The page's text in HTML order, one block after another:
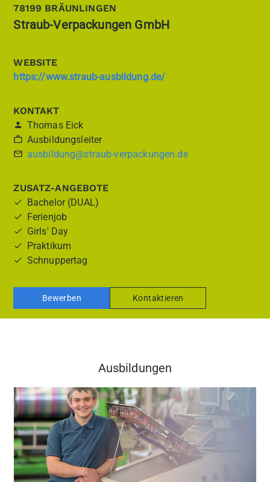
78199 BRÄUNLINGEN
Straub-Verpackungen GmbH
WEBSITE
https://www.straub-ausbildung.de/
KONTAKT
Thomas Eick
Ausbildungsleiter
ausbildung@straub-verpackungen.de
ZUSATZ-ANGEBOTE
Bachelor (DUAL)
Ferienjob
Girls' Day
Praktikum
Schnuppertag
Bewerben Kontaktieren
Ausbildungen